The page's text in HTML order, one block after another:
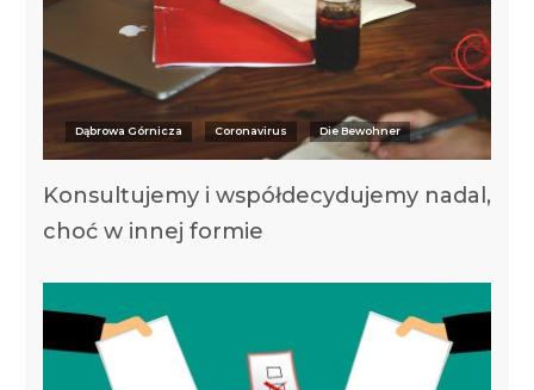
Dąbrowa Górnicza Coronavirus Die Bewohner
Konsultujemy i współdecydujemy nadal,
choć w innej formie